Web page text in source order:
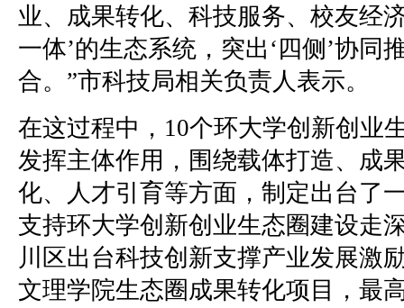
业、成果转化、科技服务、校友经
一体’的生态系统，突出‘四侧’协同
合。”市科技局相关负责人表示。
在这过程中，10个环大学创新创业
发挥主体作用，围绕载体打造、成
化、人才引育等方面，制定出台了
支持环大学创新创业生态圈建设走
川区出台科技创新支撑产业发展激
文理学院生态圈成果转化项目，最